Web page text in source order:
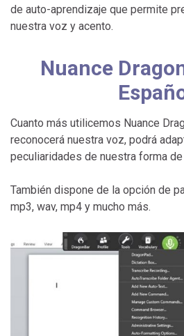
de auto-aprendizaje que permite
nuestra voz y acento.
Nuance
Cuanto más utilicemos Nuance
reconocerá nuestra voz, podrá
peculiaridades de nuestra forma de
También dispone de la opción de
mp3, wav, mp4 y mucho más.